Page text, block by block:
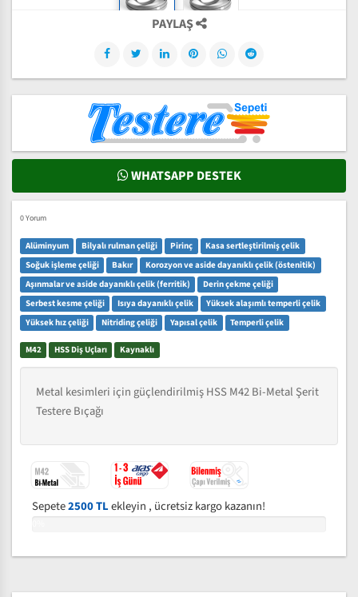
PAYLAŞ
WHATSAPP DESTEK
0 Yorum
Alüminyum Bilyalı rulman çeliği Pirinç
Kasa sertleştirilmiş çelik
Soğuk işleme çeliği
Bakır
Korozyon ve aside dayanıklı çelik (östenitik)
Aşınmalar ve aside dayanıklı çelik (ferritik)
Derin çekme çeliği
Serbest kesme çeliği
Isıya dayanıklı çelik
Yüksek alaşımlı temperli çelik
Yüksek hız çeliği
Nitriding çeliği Yapısal çelik Temperli çelik
M42 HSS Diş Uçları Kaynaklı
Metal kesimleri için güçlendirilmiş HSS M42 Bi-Metal Şerit
Testere Bıçağı
Sepete2500 TLekleyin , ücretsiz kargo kazanın!